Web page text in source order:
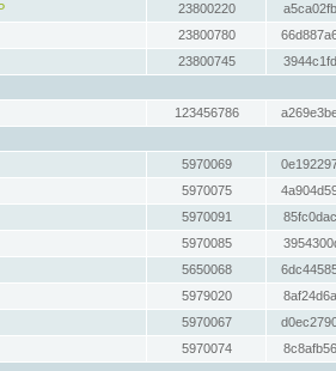
23800220
23800780
23800745
123456786
5970069
5970075
5970091
5970085
5650068
5979020
5970067
5970074